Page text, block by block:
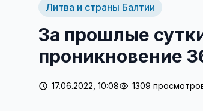
Литва и страны Балтии
За прошлые
проникновение
17.06.2022, 10:08 1309